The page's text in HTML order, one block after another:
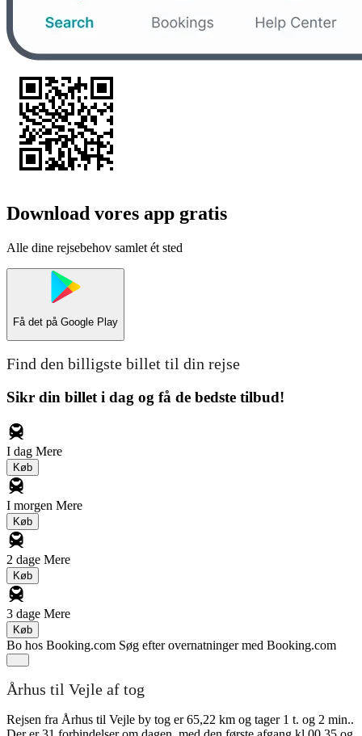
Download vores app gratis
Alle dine rejsebehov samlet ét sted
Få det på Google Play
Find den billigste billet til din rejse
Sikr din billet i dag og få de bedste tilbud!
I dag Mere
Køb
I morgen Mere
Køb
2 dage Mere
Køb
3 dage Mere
Køb
Bo hos Booking.com Søg efter overnatninger med Booking.com
Århus til Vejle af tog
Rejsen fra Århus til Vejle by tog er 65,22 km og tager 1 t. og 2 min..